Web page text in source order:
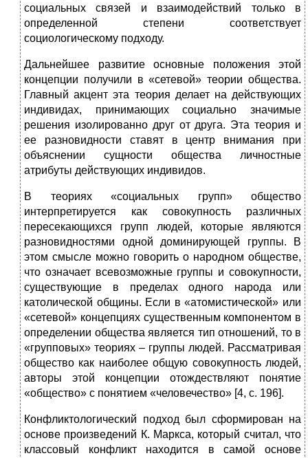
социальных связей и взаимодействий только в
определенной степени соответствует
социологическому подходу.
Дальнейшее развитие основные положения этой
концепции получили в «сетевой» теории общества.
Главный акцент эта теория делает на действующих
индивидах, принимающих социально значимые
решения изолированно друг от друга. Эта теория и
ее разновидности ставят в центр внимания при
объяснении сущности общества личностные
атрибуты действующих индивидов.
В теориях «социальных групп» общество
интерпретируется как совокупность различных
пересекающихся групп людей, которые являются
разновидностями одной доминирующей группы. В
этом смысле можно говорить о народном обществе,
что означает всевозможные группы и совокупности,
существующие в пределах одного народа или
католической общины. Если в «атомистической» или
«сетевой» концепциях существенным компонентом в
определении общества является тип отношений, то в
«групповых» теориях – группы людей. Рассматривая
общество как наиболее общую совокупность людей,
авторы этой концепции отождествляют понятие
«общество» с понятием «человечество» [4, с. 196].
Конфликтологический подход был сформирован на
основе произведений К. Маркса, который считал, что
классовый конфликт находится в самой основе